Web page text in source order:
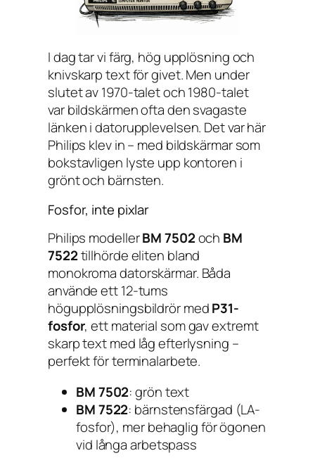
I dag tar vi färg, hög upplösning och
knivskarp text för givet. Men under
slutet av 1970-talet och 1980-talet
var bildskärmen ofta den svagaste
länken i datorupplevelsen. Det var här
Philips klev in – med bildskärmar som
bokstavligen lyste upp kontoren i
grönt och bärnsten.
Fosfor, inte pixlar
Philips modellerBM 7502och BM
7522tillhörde eliten bland
monokroma datorskärmar. Båda
använde ett 12-tums
högupplösningsbildrör medP31-
fosfor, ett material som gav extremt
skarp text med låg efterlysning –
perfekt för terminalarbete.
BM 7502: grön text
BM 7522: bärnstensfärgad (LA-
fosfor), mer behaglig för ögonen
vid långa arbetspass